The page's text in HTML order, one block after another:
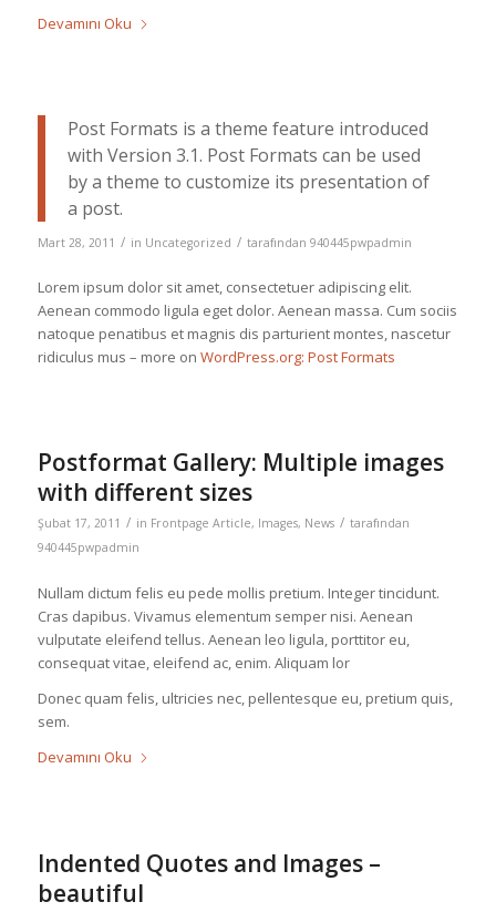
Devamını Oku
Post Formats is a theme feature introduced
with Version 3.1. Post Formats can be used
by a theme to customize its presentation of
a post.
Mart 28, 2011 / in Uncategorized / tarafından 940445pwpadmin
Lorem ipsum dolor sit amet, consectetuer adipiscing elit.
Aenean commodo ligula eget dolor. Aenean massa. Cum sociis
natoque penatibus et magnis dis parturient montes, nascetur
ridiculus mus – more on WordPress.org: Post Formats
Postformat Gallery: Multiple images
with different sizes
Şubat 17, 2011 / in Frontpage Article, Images, News / tarafından
940445pwpadmin
Nullam dictum felis eu pede mollis pretium. Integer tincidunt.
Cras dapibus. Vivamus elementum semper nisi. Aenean
vulputate eleifend tellus. Aenean leo ligula, porttitor eu,
consequat vitae, eleifend ac, enim. Aliquam lor
Donec quam felis, ultricies nec, pellentesque eu, pretium quis,
sem.
Devamını Oku
Indented Quotes and Images –
beautiful